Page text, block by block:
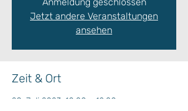
Jetzt andere Veranstaltungen
ansehen
Zeit & Ort
28. Juli 2023, 10:00 – 12:00